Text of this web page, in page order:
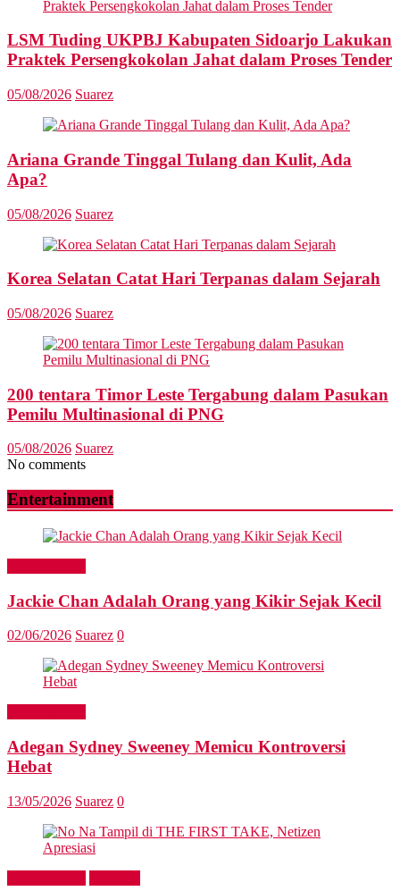
LSM Tuding UKPBJ Kabupaten Sidoarjo Lakukan
Praktek Persengkokolan Jahat dalam Proses Tender
05/08/2026 Suarez
Ariana Grande Tinggal Tulang dan Kulit, Ada
Apa?
05/08/2026 Suarez
Korea Selatan Catat Hari Terpanas dalam Sejarah
05/08/2026 Suarez
200 tentara Timor Leste Tergabung dalam Pasukan
Pemilu Multinasional di PNG
05/08/2026 Suarez
No comments
Entertainment
Jackie Chan Adalah Orang yang Kikir Sejak Kecil
02/06/2026 Suarez 0
Adegan Sydney Sweeney Memicu Kontroversi
Hebat
13/05/2026 Suarez 0